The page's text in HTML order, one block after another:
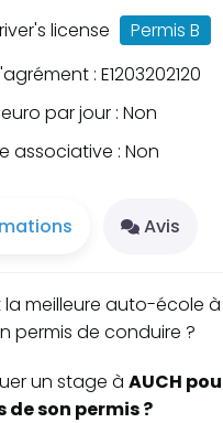
license
Permis B
: E1203202120
euro par jour : Non
associative : Non
Avis
la meilleure auto-école à
permis de conduire ?
un stage à AUCH
de son permis ?